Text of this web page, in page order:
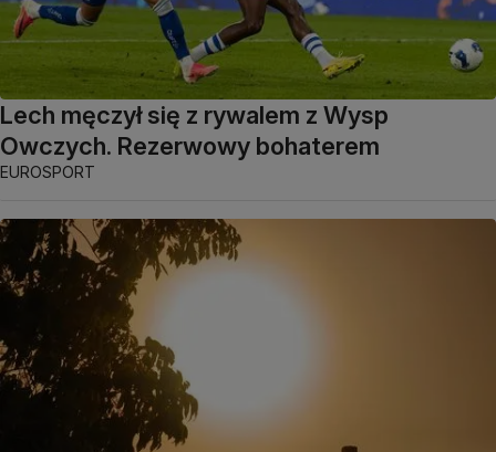
Lech męczył się z rywalem z Wysp
Owczych. Rezerwowy bohaterem
EUROSPORT